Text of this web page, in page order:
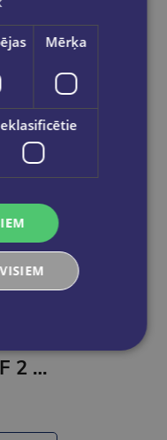
BOOK SET OF 2 Titles: The Coworker + The Surf House
Mērķa